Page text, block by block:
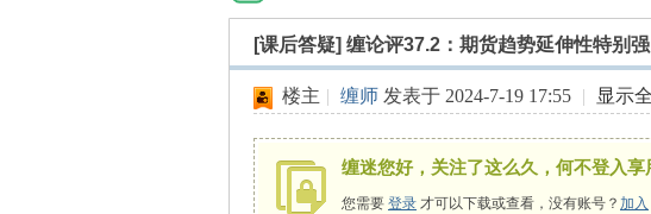
› › ›
[课后答疑] 缠论评37.2：期货趋势延伸性特别
楼主 | 缠师 发表于 2024-7-19 17:55 | 显示
缠迷您好，关注了这么久，何不登入享
您需要 登录 才可以下载或查看，没有账号？ 加入